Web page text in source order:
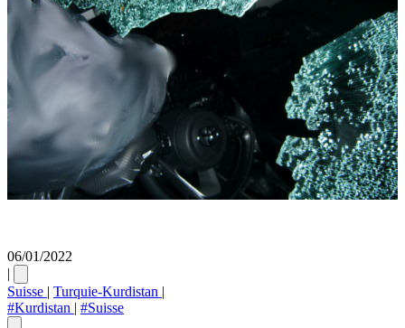
06/01/2022
|
Suisse | Turquie-Kurdistan |
#Kurdistan | #Suisse